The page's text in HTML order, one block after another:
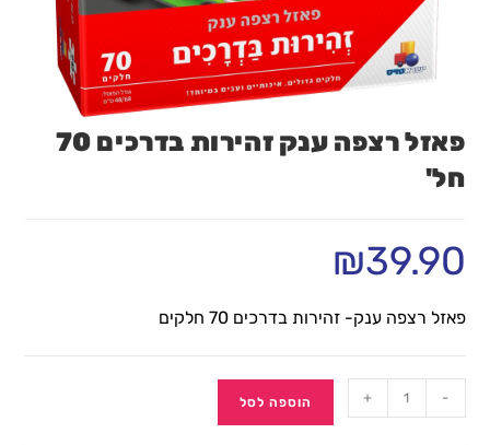
פאזל רצפה ענק זהירות בדרכים 70
חל'
₪39.90
פאזל רצפה ענק- זהירות בדרכים 70 חלקים
-
+ הוספה לסל